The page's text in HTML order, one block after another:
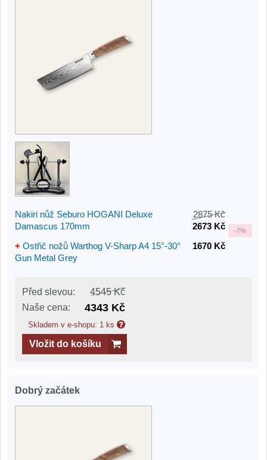
Nakiri nůž Seburo HOGANI Deluxe
Damascus 170mm
2875 Kč
2673 Kč
-7%
+ Ostřič nožů Warthog V-Sharp A4 15°-30°
Gun Metal Grey
1670 Kč
Před slevou:
4545 Kč
Naše cena:
4343 Kč
Skladem v e-shopu: 1 ks
Vložit do košíku
Dobrý začátek